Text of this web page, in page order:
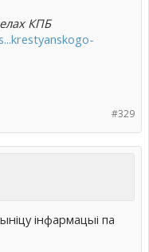
КПБ
#329
інфармацыі па